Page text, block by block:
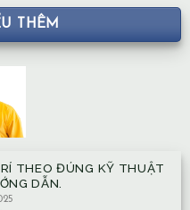
THÊM
THEO ĐÚNG KỸ THUẬT
DẪN.